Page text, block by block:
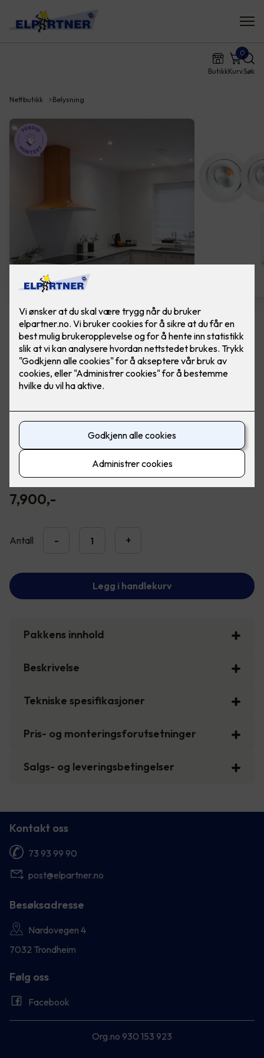
ButikkKurv
0
Søk
Nettbutikk Belysning
LED downlights ny installasjon
4 stk, inkl. dimmer
Ferdig montert Junistar ECO hvit 5W med
Led downlight med 42 graders spredningsvinkel og 30
graders vipp i to retninger til innendørs bruk. Dimmbar.
7,900,-
Antall - +
Legg i handlekurv
Pakkens innhold
Beskrivelse
Tekniske spesifikasjoner
Pris- og monteringsforutsetninger
Salgs- og leveringsbetingelser
Kontakt oss
73 93 99 90
post@elpartner.no
Besøksadresse
Nardovegen 4
7032 Trondheim
Følg oss
Facebook
Org.no 930 153 923